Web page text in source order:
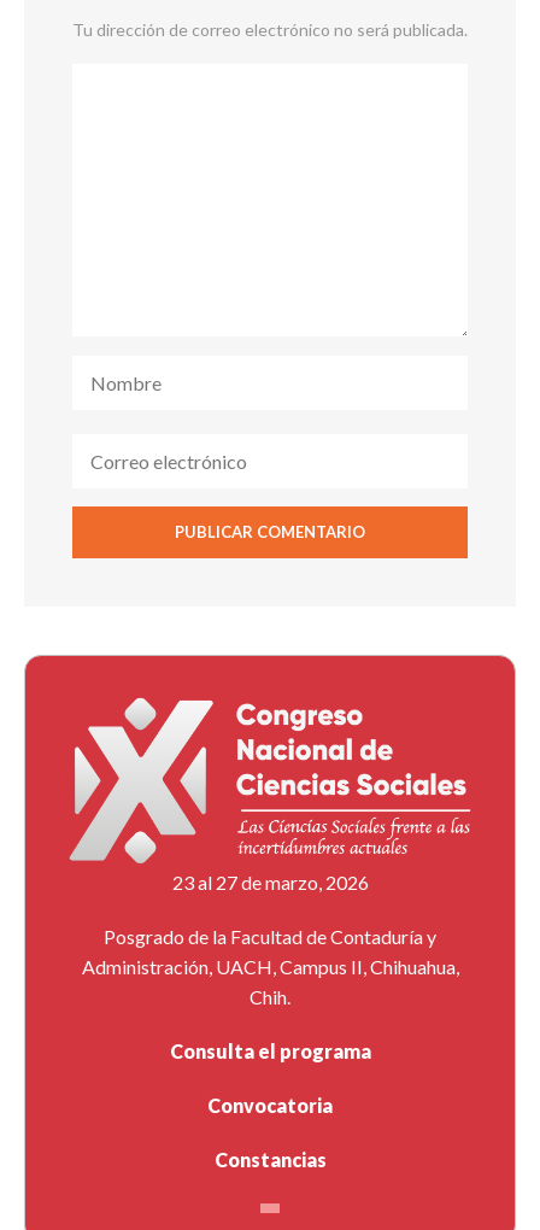
Tu dirección de correo electrónico no será publicada.
23 al 27 de marzo, 2026
Posgrado de la Facultad de Contaduría y
Administración, UACH, Campus II, Chihuahua,
Chih.
Consulta el programa
Convocatoria
Constancias